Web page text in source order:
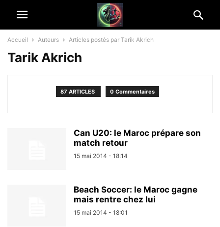
Accueil Auteurs Articles postés par Tarik Akrich
Tarik Akrich
87 ARTICLES 0 Commentaires
Can U20: le Maroc prépare son
match retour
15 mai 2014 - 18:14
Beach Soccer: le Maroc gagne
mais rentre chez lui
15 mai 2014 - 18:01